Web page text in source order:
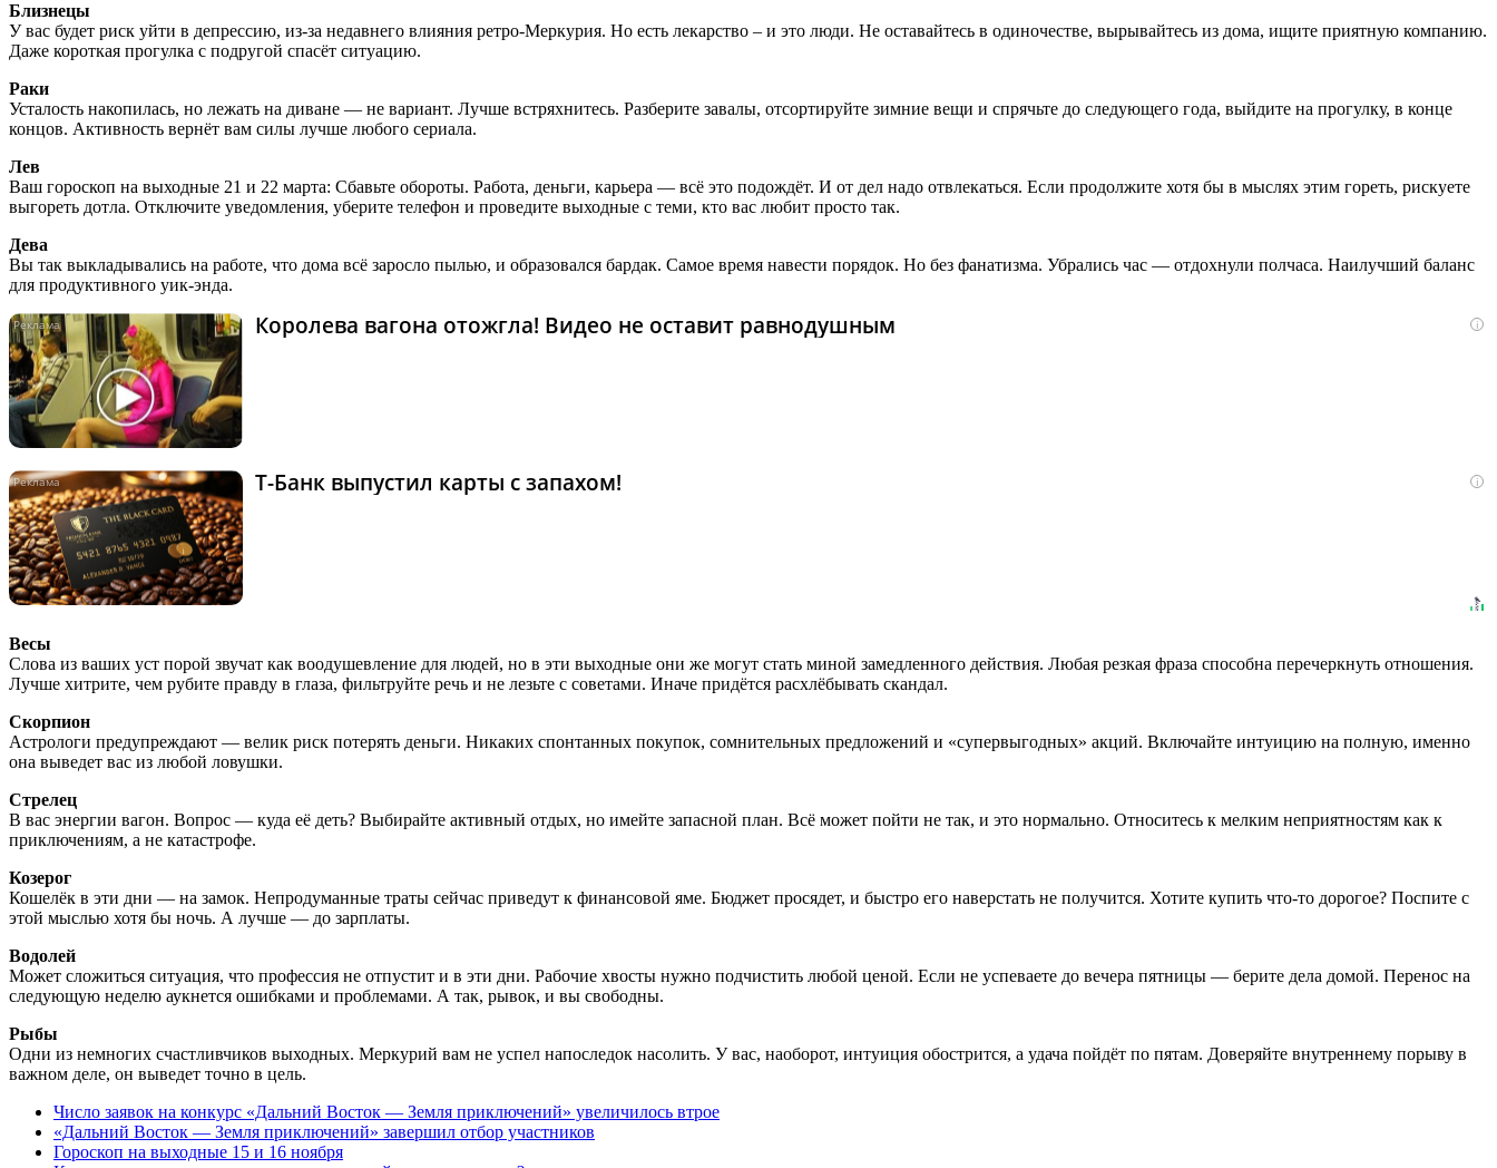
Близнецы
У вас будет риск уйти в депрессию, из-за недавнего влияния ретро-Меркурия. Но есть лекарство – и это люди. Не оставайтесь в одиночестве, вырывайтесь из дома, ищите приятную компанию.
Даже короткая прогулка с подругой спасёт ситуацию.
Раки
Усталость накопилась, но лежать на диване — не вариант. Лучше встряхнитесь. Разберите завалы, отсортируйте зимние вещи и спрячьте до следующего года, выйдите на прогулку, в конце
концов. Активность вернёт вам силы лучше любого сериала.
Лев
Ваш гороскоп на выходные 21 и 22 марта: Сбавьте обороты. Работа, деньги, карьера — всё это подождёт. И от дел надо отвлекаться. Если продолжите хотя бы в мыслях этим гореть, рискуете
выгореть дотла. Отключите уведомления, уберите телефон и проведите выходные с теми, кто вас любит просто так.
Дева
Вы так выкладывались на работе, что дома всё заросло пылью, и образовался бардак. Самое время навести порядок. Но без фанатизма. Убрались час — отдохнули полчаса. Наилучший баланс
для продуктивного уик-энда.
i
Королева вагона отожгла! Видео не оставит равнодушным
i
Т-Банк выпустил карты с запахом!
Весы
Слова из ваших уст порой звучат как воодушевление для людей, но в эти выходные они же могут стать миной замедленного действия. Любая резкая фраза способна перечеркнуть отношения.
Лучше хитрите, чем рубите правду в глаза, фильтруйте речь и не лезьте с советами. Иначе придётся расхлёбывать скандал.
Скорпион
Астрологи предупреждают — велик риск потерять деньги. Никаких спонтанных покупок, сомнительных предложений и «супервыгодных» акций. Включайте интуицию на полную, именно
она выведет вас из любой ловушки.
Стрелец
В вас энергии вагон. Вопрос — куда её деть? Выбирайте активный отдых, но имейте запасной план. Всё может пойти не так, и это нормально. Относитесь к мелким неприятностям как к
приключениям, а не катастрофе.
Козерог
Кошелёк в эти дни — на замок. Непродуманные траты сейчас приведут к финансовой яме. Бюджет просядет, и быстро его наверстать не получится. Хотите купить что-то дорогое? Поспите с
этой мыслью хотя бы ночь. А лучше — до зарплаты.
Водолей
Может сложиться ситуация, что профессия не отпустит и в эти дни. Рабочие хвосты нужно подчистить любой ценой. Если не успеваете до вечера пятницы — берите дела домой. Перенос на
следующую неделю аукнется ошибками и проблемами. А так, рывок, и вы свободны.
Рыбы
Одни из немногих счастливчиков выходных. Меркурий вам не успел напоследок насолить. У вас, наоборот, интуиция обострится, а удача пойдёт по пятам. Доверяйте внутреннему порыву в
важном деле, он выведет точно в цель.
Число заявок на конкурс «Дальний Восток — Земля приключений» увеличилось втрое
«Дальний Восток — Земля приключений» завершил отбор участников
Гороскоп на выходные 15 и 16 ноября